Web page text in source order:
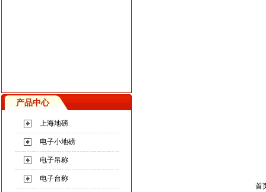
产品中心
上海地磅
电子小地磅
电子吊称
电子台称
首